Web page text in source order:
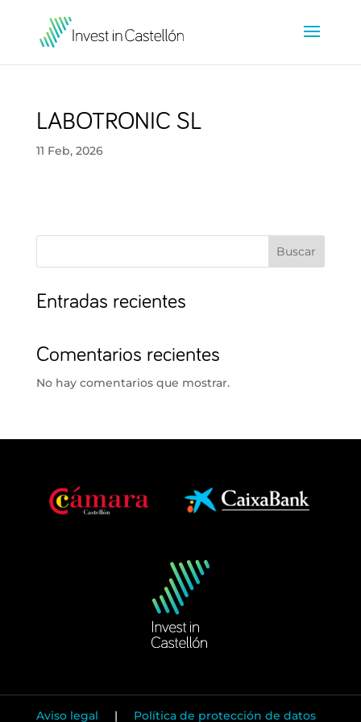
LABOTRONIC SL
11 Feb, 2026
Buscar
Entradas recientes
Comentarios recientes
No hay comentarios que mostrar.
Aviso legal | Política de protección de datos